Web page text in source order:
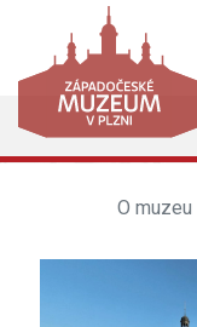
O muzeu